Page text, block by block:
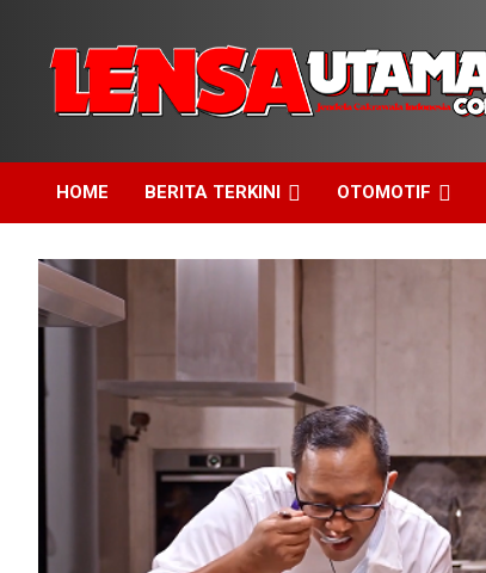
content
LensaUtama
HOME BERITA TERKINI OTOMOTIF